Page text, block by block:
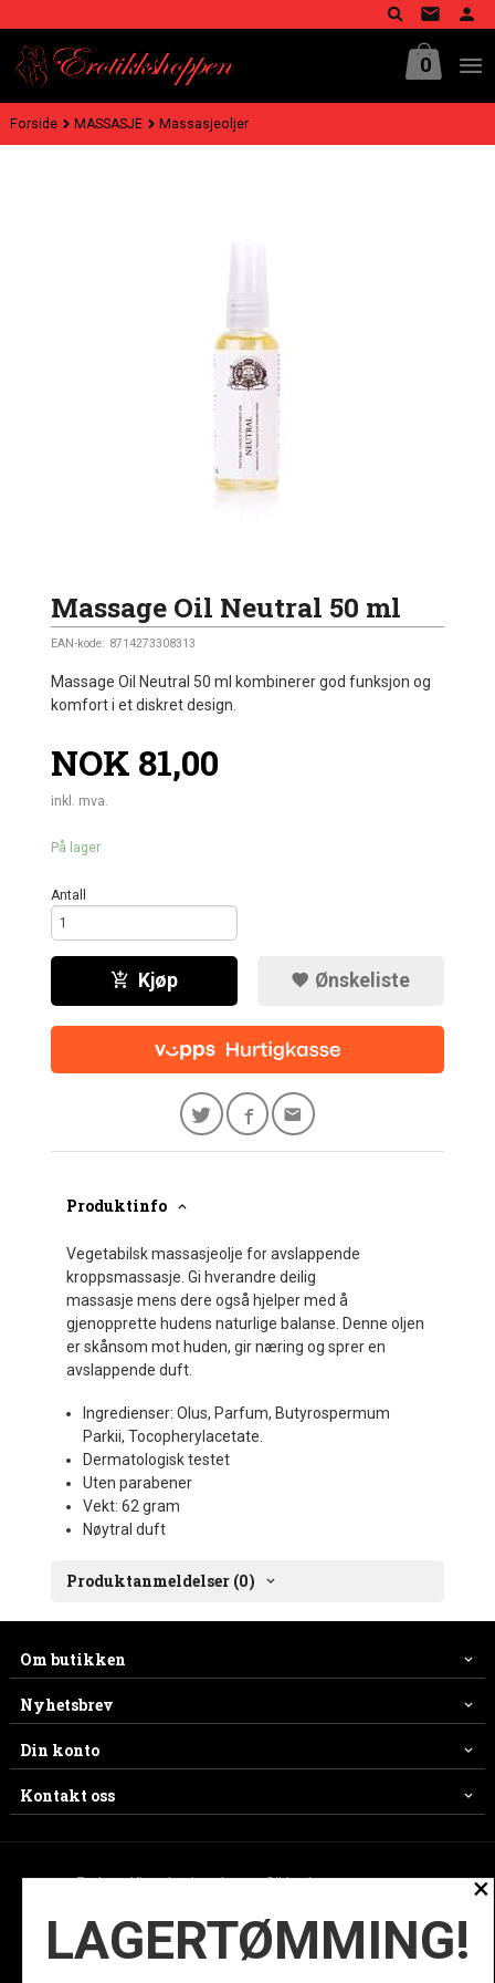
til
innholdet
0
Forside MASSASJE Massasjeoljer
Massage Oil Neutral 50 ml
EAN-kode: 8714273308313
Massage Oil Neutral 50 ml kombinerer god funksjon og
komfort i et diskret design.
Pris
NOK 81,00
inkl. mva.
På lager
Antall
Kjøp Ønskeliste
Produktinfo
Vegetabilsk massasjeolje for avslappende
kroppsmassasje. Gi hverandre deilig
massasje mens dere også hjelper med å
gjenopprette hudens naturlige balanse. Denne oljen
er skånsom mot huden, gir næring og sprer en
avslappende duft.
Ingredienser: Olus, Parfum, Butyrospermum
Parkii, Tocopherylacetate.
Dermatologisk testet
Uten parabener
Vekt: 62 gram
Nøytral duft
Produktanmeldelser (0)
Om butikken
Nyhetsbrev
Din konto
Kontakt oss
Frakt Kjøpsbetingelser Sikkerhet og personvern
Nyhetsbrev Ofte stilte spørsmål
×
LAGERTØMMING!